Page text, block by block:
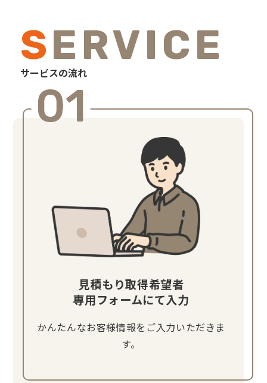
SERVICE
サービスの流れ
01
見積もり取得希望者
専用フォームにて入力
かんたんなお客様情報をご入力いただきま
す。